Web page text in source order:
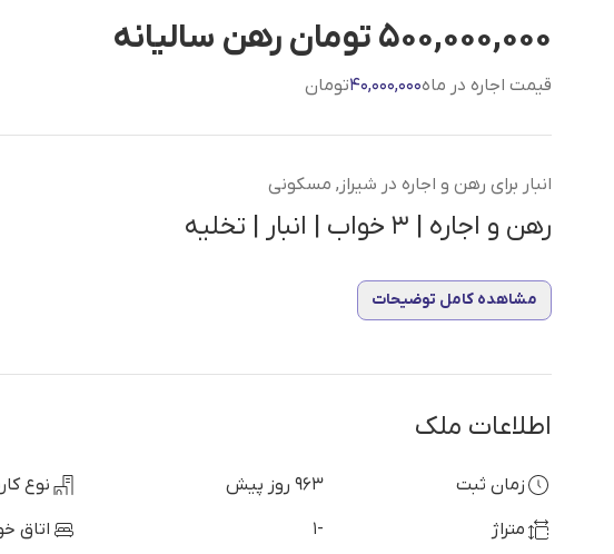
500,000,000 تومان رهن سالیانه
قیمت اجاره در ماه40,000,000تومان
انبار برای رهن و اجاره در شیراز, مسکونی
رهن و اجاره | 3 خواب | انبار | تخلیه
مشاهده کامل توضیحات
اطلاعات ملک
زمان ثبت 963 روز پیش نوع
متراژ
-1 اتاق